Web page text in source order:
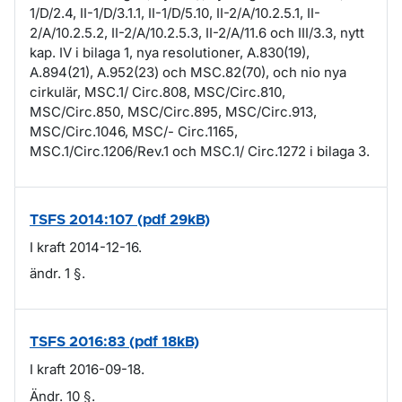
1/D/2.4, II-1/D/3.1.1, II-1/D/5.10, II-2/A/10.2.5.1, II-
2/A/10.2.5.2, II-2/A/10.2.5.3, II-2/A/11.6 och III/3.3, nytt
kap. IV i bilaga 1, nya resolutioner, A.830(19),
A.894(21), A.952(23) och MSC.82(70), och nio nya
cirkulär, MSC.1/ Circ.808, MSC/Circ.810,
MSC/Circ.850, MSC/Circ.895, MSC/Circ.913,
MSC/Circ.1046, MSC/- Circ.1165,
MSC.1/Circ.1206/Rev.1 och MSC.1/ Circ.1272 i bilaga 3.
TSFS 2014:107 (pdf 29kB)
I kraft 2014-12-16.
ändr. 1 §.
TSFS 2016:83 (pdf 18kB)
I kraft 2016-09-18.
Ändr. 10 §.